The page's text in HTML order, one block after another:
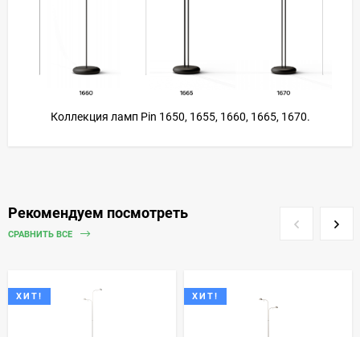
Коллекция ламп Pin 1650, 1655, 1660, 1665, 1670.
Рекомендуем посмотреть
СРАВНИТЬ ВСЕ
ХИТ! ХИТ!